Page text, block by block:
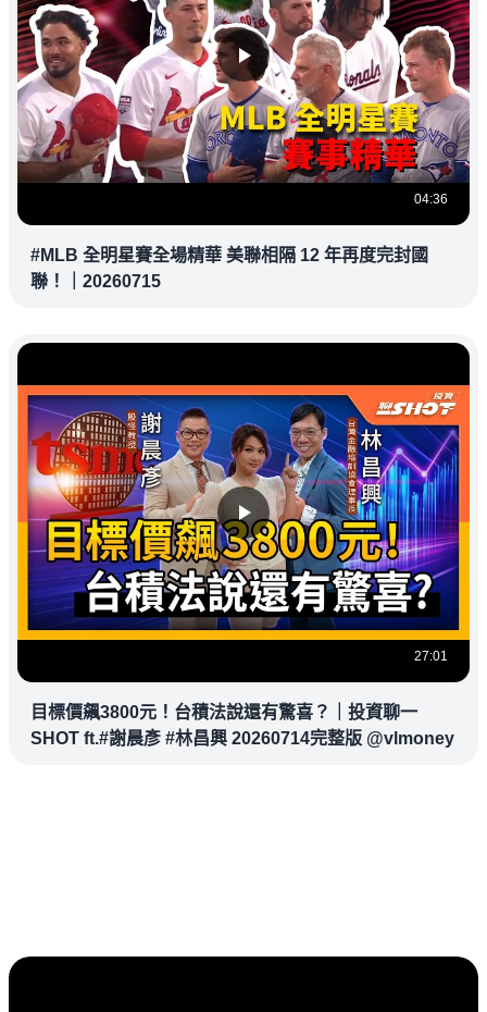
04:36
#MLB 全明星賽全場精華 美聯相隔 12 年再度完封國
聯！｜20260715
27:01
目標價飆3800元！台積法說還有驚喜？｜投資聊一
SHOT ft.#謝晨彥 #林昌興 20260714完整版 @vlmoney